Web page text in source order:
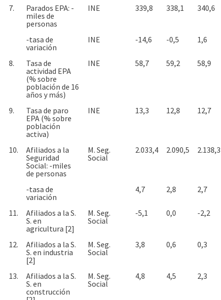
7.
Parados EPA: -
miles de
personas
INE 339,8 338,1 340,6
-tasa de
variación
INE -14,6 -0,5 1,6
8.
Tasa de
actividad EPA
(% sobre
población de 16
años y más)
INE 58,7 59,2 58,9
9.
Tasa de paro
EPA (% sobre
población
activa)
INE 13,3 12,8 12,7
10.
Afiliados a la
Seguridad
Social: -miles
de personas
M. Seg.
Social
2.033,4 2.090,5 2.138,3
-tasa de
variación
4,7 2,8 2,7
11.
Afiliados a la S.
S. en
agricultura [2]
M. Seg.
Social
-5,1 0,0 -2,2
12.
Afiliados a la S.
S. en industria
[2]
M. Seg.
Social
3,8 0,6 0,3
13.
Afiliados a la S.
S. en
construcción
M. Seg.
Social
4,8 4,5 2,3